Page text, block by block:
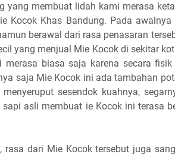
yang membuat lidah kami merasa
Kocok Khas Bandung. Pada
berawal dari rasa penasaran
yang menjual Mie Kocok di sekitar
merasa biasa saja karena secara
saja Mie Kocok ini ada tambahan
sesendok kuahnya,
asli membuat ie Kocok ini terasa
rasa dari Mie Kocok tersebut juga